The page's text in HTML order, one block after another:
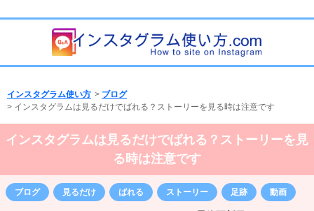
インスタグラム使い方 > ブログ
> インスタグラムは見るだけでばれる？ストーリーを見る時は注意です
インスタグラムは見るだけでばれる？ストーリーを見
る時は注意です
ブログ 見るだけ ばれる ストーリー 足跡 動画